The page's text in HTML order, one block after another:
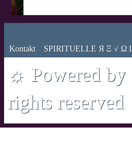
Kontakt SPIRITUELLE Я Ξ √ Ω
☼ Powered by
rights